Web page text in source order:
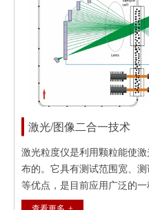
激光/图像二合一技术
激光粒度仪是利用颗粒能使
布的。它具有测试范围宽、
等优点，是目前应用广泛的
利用显微镜将微小的颗粒放大